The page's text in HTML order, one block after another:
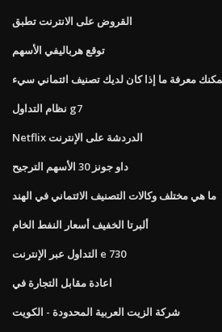
القروض على الانترنت تطبق
توقع هرباليفي الأسهم
معرفة ما إذا كان لديك تصنيف ائتماني سيء
نظام التداول g7
Netflix الدردشة على الإنترنت
داو جونز 30 الأسهم الترجيح
ما هي مختلف وكالات التصنيف الائتماني في الهند
ألبرتا الخفيف أسعار النفط الخام
التداول عبر الإنترنت e 730
اعادة مقابل التجارة في
شركة الزيت العربية المحدودة - الكويت